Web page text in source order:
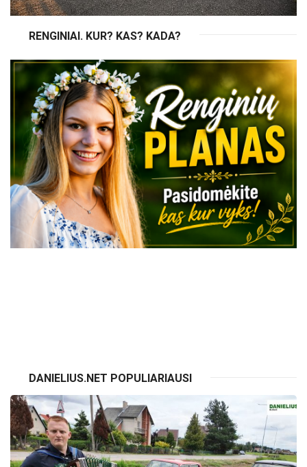
RENGINIAI. KUR? KAS? KADA?
DANIELIUS.NET POPULIARIAUSI